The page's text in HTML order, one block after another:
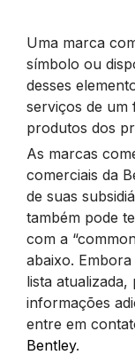
Uma marca
símbolo ou
desses
serviços de um
produtos dos
As marcas
comerciais da
de suas
também pode
com a
abaixo.
lista
informações
entre em
Bentley.